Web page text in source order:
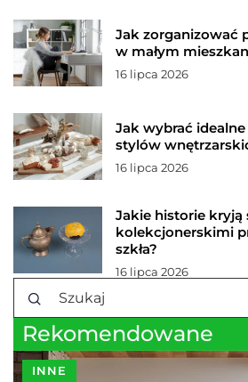
Jak zorganizować
w małym
16 lipca 2026
Jak wybrać
stylów
16 lipca 2026
Jakie historie kryją
kolekcjonerskimi
szkła?
16 lipca 2026
Rekomendowane
INNE